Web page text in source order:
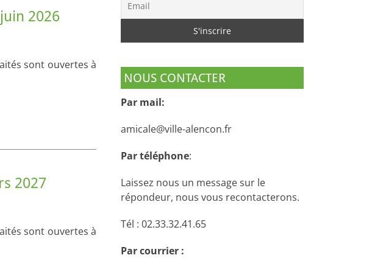
2026
sont ouvertes à
2027
sont ouvertes à
NOUS CONTACTER
Par mail:
amicale@ville-alencon.fr
Par téléphone:
Laissez nous un message sur le
répondeur, nous vous recontacterons.
Tél : 02.33.32.41.65
Par courrier :